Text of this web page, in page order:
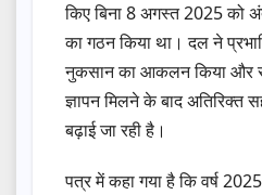
किए बिना 8 अगस्त 2025 को
का गठन किया था। दल ने
नुकसान का आकलन किया और
ज्ञापन मिलने के बाद अतिरिक्त
बढ़ाई जा रही है।
पत्र में कहा गया है कि वर्ष